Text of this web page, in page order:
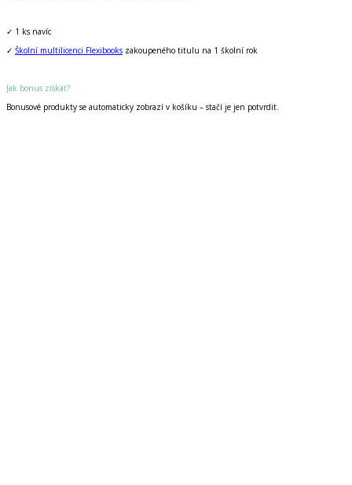
✓ 1 ks navíc
✓ Školní multilicenci Flexibooks zakoupeného titulu na 1 školní rok
Jak bonus získat?
Bonusové produkty se automaticky zobrazí v košíku – stačí je jen potvrdit.